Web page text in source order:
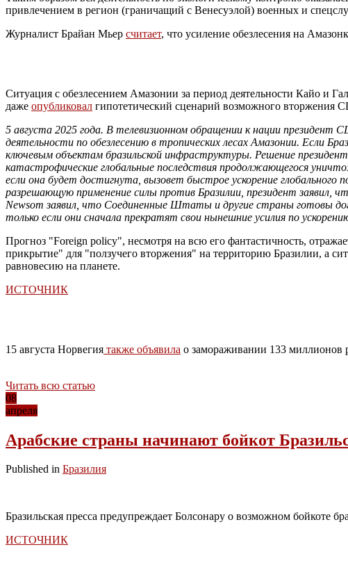
привлечением в регион (граничащий с Венесуэлой) военных и
Журналист Брайан Мьер считает, что усиление обезлесения на
Ситуация с обезлесением Амазонии за период деятельности Кайо и
даже опубликовал гипотетический сценарий возможного вторжения
5 августа 2025 года. В телевизионном обращении к нации
деятельности по обезлесению в тропических лесах Амазонии. Если
ключевым объектам бразильской инфраструктуры. Решение
катастрофические глобальные последствия продолжающегося
если она будет достигнута, вызовет быстрое ускорение
разрешающую применение силы против Бразилии, президент заявил,
Newsom заявил, что Соединенные Штаты и другие страны готовы
только если они сначала прекратят свои нынешние усилия по
Прогноз "Foreign policy", несмотря на всю его фантастичность,
прикрытие" для "ползучего вторжения" на территорию Бразилии, а
равновесию на планете.
ИСТОЧНИК
15 августа Норвегия также объявила о замораживании 133 миллионов
Читать всю статью
08
апреля
Арабские страны начинают бойкот
Published in Бразилия
Бразильская пресса предупреждает Болсонару о возможном бойкоте
ИСТОЧНИК